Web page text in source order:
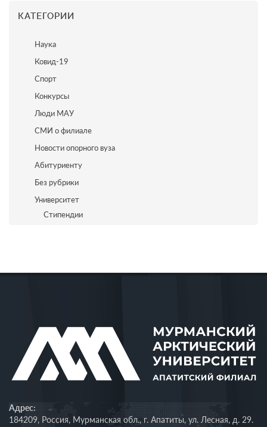
КАТЕГОРИИ
Наука
Ковид-19
Спорт
Конкурсы
Люди МАУ
СМИ о филиале
Новости опорного вуза
Абитуриенту
Без рубрики
Университет
Стипендии
Адрес:
184209, Россия, Мурманская обл., г. Апатиты, ул. Лесная, д. 29.